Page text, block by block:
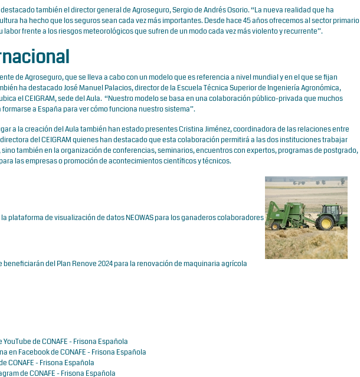
también el director general de Agroseguro, Sergio de Andrés Osorio. “La nueva realidad que ha
ha hecho que los seguros sean cada vez más importantes. Desde hace 45 años ofrecemos al sector primario
frente a los riesgos meteorológicos que sufren de un modo cada vez más violento y recurrente”.
de Agroseguro, que se lleva a cabo con un modelo que es referencia a nivel mundial y en el que se fijan
ha destacado José Manuel Palacios, director de la Escuela Técnica Superior de Ingeniería Agronómica,
el CEIGRAM, sede del Aula. “Nuestro modelo se basa en una colaboración público-privada que muchos
a España para ver cómo funciona nuestro sistema”.
a la creación del Aula también han estado presentes Cristina Jiménez, coordinadora de las relaciones entre
del CEIGRAM quienes han destacado que esta colaboración permitirá a las dos instituciones trabajar
también en la organización de conferencias, seminarios, encuentros con expertos, programas de postgrado,
las empresas o promoción de acontecimientos científicos y técnicos.
plataforma de visualización de datos NEOWAS para los ganaderos colaboradores
beneficiarán del Plan Renove 2024 para la renovación de maquinaria agrícola
de CONAFE - Frisona Española
en Facebook de CONAFE - Frisona Española
CONAFE - Frisona Española
de CONAFE - Frisona Española